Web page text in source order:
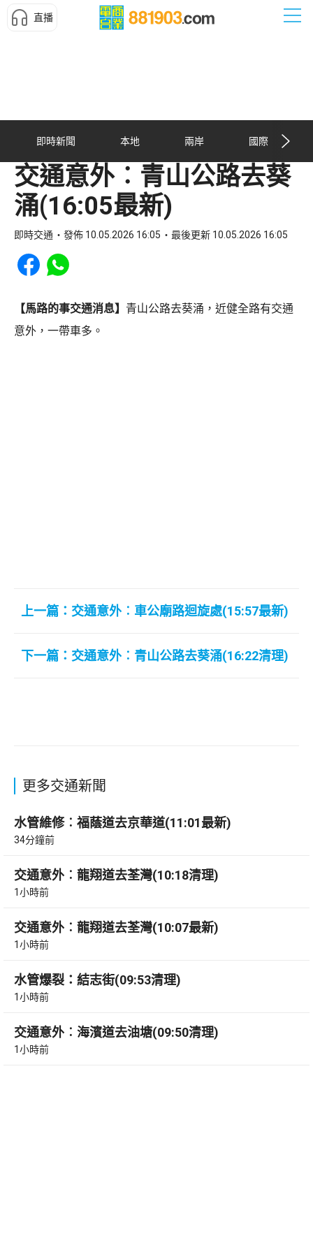
直播
即時新聞 本地 兩岸 國際
交通意外︰青山公路去葵
涌(16:05最新)
即時交通 發佈 10.05.2026 16:05 最後更新 10.05.2026 16:05
Share to Facebook
Share to WhatsApp
【馬路的事交通消息】 青山公路去葵涌，近健全路有交通
意外，一帶車多。
上一篇：交通意外︰車公廟路迴旋處(15:57最新)
下一篇：交通意外︰青山公路去葵涌(16:22清理)
更多交通新聞
水管維修︰福蔭道去京華道(11:01最新)
34分鐘前
交通意外︰龍翔道去荃灣(10:18清理)
1小時前
交通意外︰龍翔道去荃灣(10:07最新)
1小時前
水管爆裂：結志街(09:53清理)
1小時前
交通意外︰海濱道去油塘(09:50清理)
1小時前